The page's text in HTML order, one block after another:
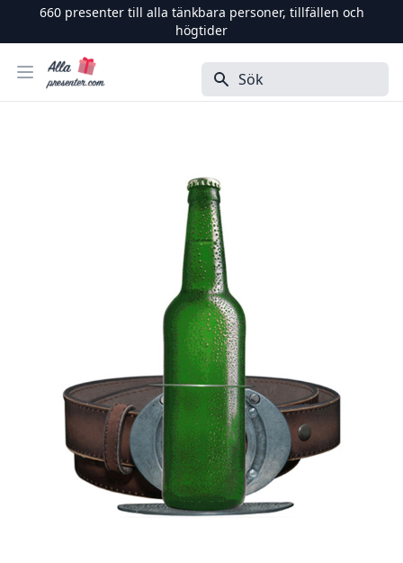
660presenter till alla tänkbara personer, tillfällen och
högtider
Öppna menyn
Alla Presenter Sök